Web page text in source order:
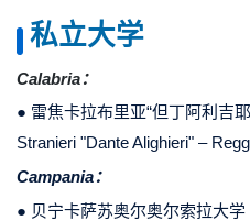
私立大学
Calabria：
● 雷焦卡拉布里亚“但丁阿利吉
Stranieri "Dante Alighieri" –
Campania：
● 贝宁卡萨苏奥尔奥尔索拉大学